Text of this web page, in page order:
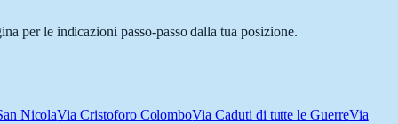
per le indicazioni passo-passo dalla tua posizione.
NicolaVia Cristoforo ColomboVia Caduti di tutte le GuerreVia